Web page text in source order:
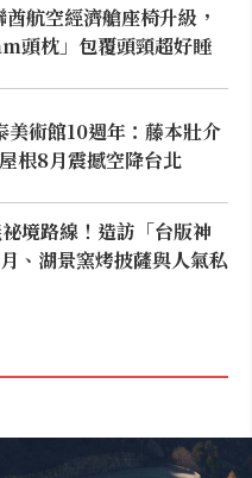
航空經濟艙座椅升級，
頭枕」包覆頭頸超好睡
美術館10週年：藤本壯介
根8月震撼空降台北
境路線！造訪「台版神
、湖景窯烤披薩與人氣私